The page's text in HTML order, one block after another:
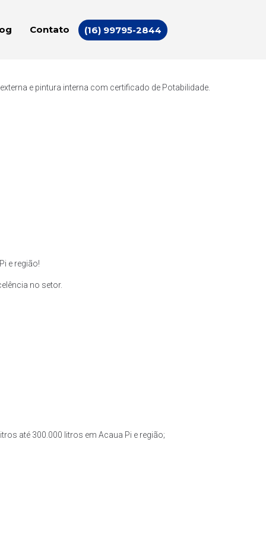
Contato (16) 99795-2844
e pintura interna com certificado de Potabilidade.
e região!
no setor.
até 300.000 litros em Acaua Pi e região;